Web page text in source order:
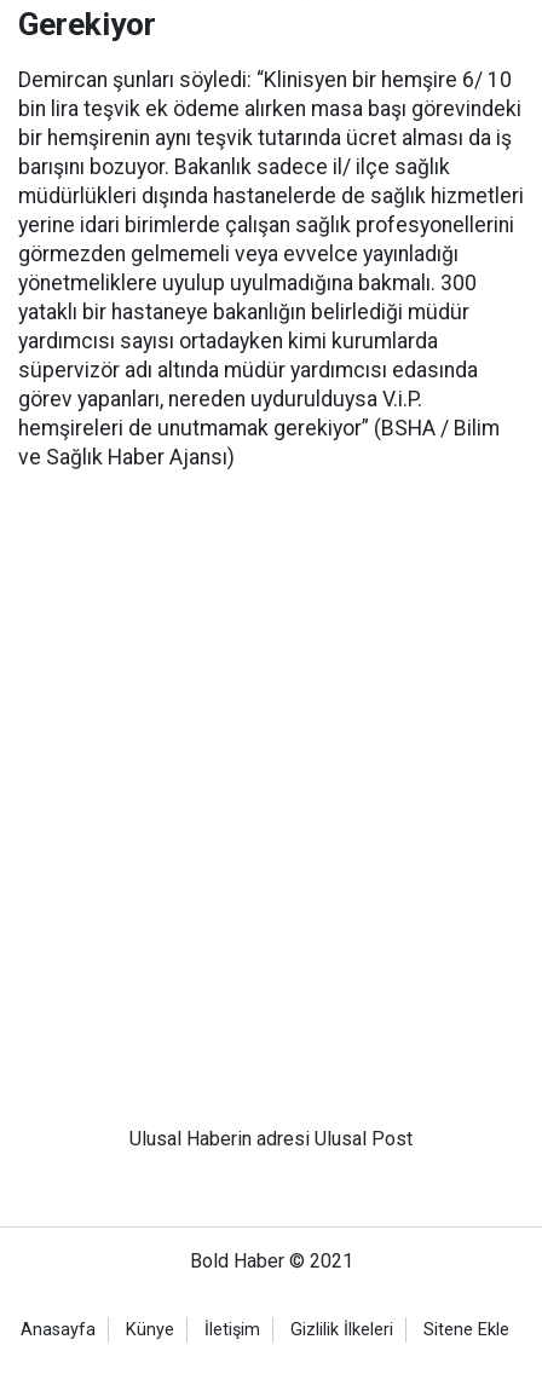
Gerekiyor
Demircan şunları söyledi: “Klinisyen bir hemşire 6/ 10
bin lira teşvik ek ödeme alırken masa başı görevindeki
bir hemşirenin aynı teşvik tutarında ücret alması da iş
barışını bozuyor. Bakanlık sadece il/ ilçe sağlık
müdürlükleri dışında hastanelerde de sağlık hizmetleri
yerine idari birimlerde çalışan sağlık profesyonellerini
görmezden gelmemeli veya evvelce yayınladığı
yönetmeliklere uyulup uyulmadığına bakmalı. 300
yataklı bir hastaneye bakanlığın belirlediği müdür
yardımcısı sayısı ortadayken kimi kurumlarda
süpervizör adı altında müdür yardımcısı edasında
görev yapanları, nereden uydurulduysa V.i.P.
hemşireleri de unutmamak gerekiyor” (BSHA / Bilim
ve Sağlık Haber Ajansı)
Ulusal Haberin adresi Ulusal Post
Bold Haber © 2021
Anasayfa Künye İletişim Gizlilik İlkeleri Sitene Ekle